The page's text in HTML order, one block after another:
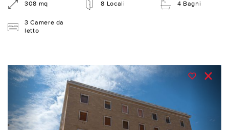
308 mq 8 Locali 4 Bagni
3 Camere da
letto